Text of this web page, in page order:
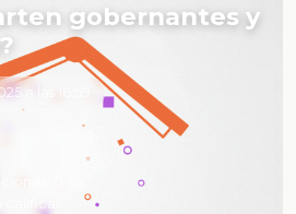
gobernantes y
a las 16:59
calificar